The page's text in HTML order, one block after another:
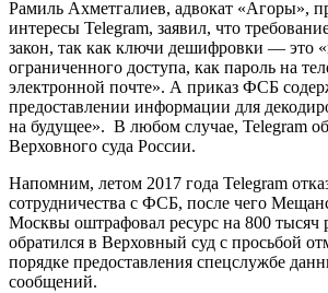
Рамиль Ахметгалиев, адвокат «Агоры»,
интересы Telegram, заявил, что
закон, так как ключи дешифровки — это
ограниченного доступа, как пароль на
электронной почте». А приказ ФСБ
предоставлении информации для
на будущее». В любом случае, Telegram
Верховного суда России.
Напомним, летом 2017 года Telegram
сотрудничества с ФСБ, после чего
Москвы оштрафовал ресурс на 800 тысяч
обратился в Верховный суд с просьбой
порядке предоставления спецслужбе
сообщений.